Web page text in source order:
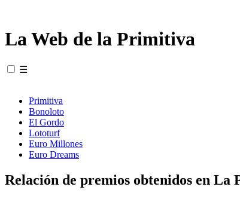
La Web de la Primitiva
☰
Primitiva
Bonoloto
El Gordo
Lototurf
Euro Millones
Euro Dreams
Relación de premios obtenidos en